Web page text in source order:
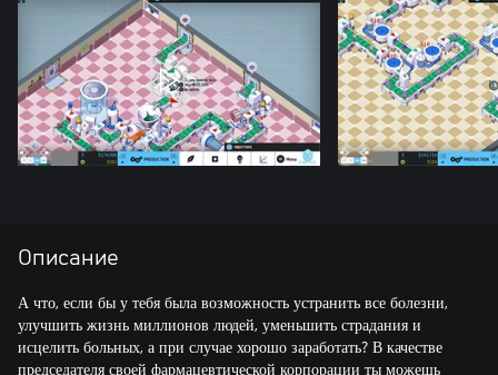
Описание
А что, если бы у тебя была возможность устранить все болезни,
улучшить жизнь миллионов людей, уменьшить страдания и
исцелить больных, а при случае хорошо заработать? В качестве
председателя своей фармацевтической корпорации ты можешь